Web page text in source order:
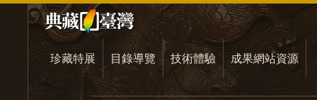
珍藏特展 目錄導覽 技術體驗 成果網站資源